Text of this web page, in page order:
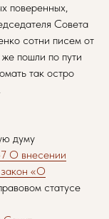
поверенных,
Совета
сотни писем от
пошли по пути
так остро
думу
О внесении
«О
статусе